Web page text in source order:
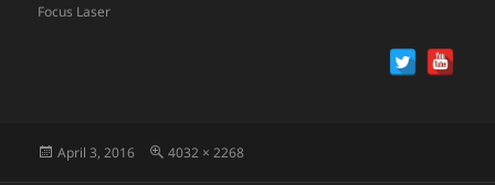
Focus Laser
Veröffentlicht
April 3, 2016 Originalgröße
4032 × 2268